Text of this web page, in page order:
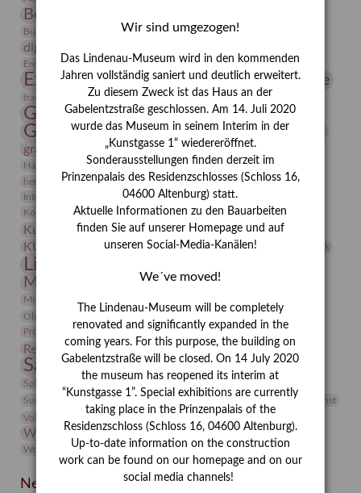
Bernhard August von Lindenau
Burg Posterstein Conrad Felixmüller Depot
digitallabor
Erdmann Julius Dietrich
Erlebnisportal estrusker Exlibris
Expressionismus Festrede Florenz Fotografie
frauen Frauen in der Antike und heute
Gerhard-Altenbourg-Preis
Gerhard Altenbourg
Gerhard Kurt Müller
grafische sammlung griechische Mythologie
Hanns-Conon von der Gabelentz Heinrich Kirchhoff Heldinnen
herman de vries Humboldt
Insekten
Integriertes Schädlingsmanagement
Italien Jahresempfang
Kolosseum
Kooperationsausstellung Korkmodelle Kunst
Kunstmuseum Kunstvermittlung Kunst von Kühl
KUNSTWAND Kurs Künstler Künstlerin Lehmbruck
Lindenau-Museum
Museumsgeschichte Museumsnacht
Museumspädagogik Natur
Objekt im Fokus
Phelloplastik
Pohlhof
Provenienz
Provenienzforschung
Restaurierung Rudi Lesser Ruth Wolf-Rehfeld
Sammlung Samstagszeichner Skulptur
Sonderausstellung
Sphinx
studio Studio Bildende Kunst
Suermondt-Ludwig-Museum
Vermittlung
Videokunst
Volontariat
Walter Rheiner Werefkin
Werkbetrachtung Winter Wissenschaft
Wolf and Dog
Wolf und Hund
Zirkuswoche
Neueste Beiträge
Wir sind umgezogen!
Das Lindenau-Museum wird in den kommenden
Jahren vollständig saniert und deutlich erweitert.
Zu diesem Zweck ist das Haus an der
Gabelentzstraße geschlossen. Am 14. Juli 2020
wurde das Museum in seinem Interim in der
„Kunstgasse 1“ wiedereröffnet.
Sonderausstellungen finden derzeit im
Prinzenpalais des Residenzschlosses (Schloss 16,
04600 Altenburg) statt.
Aktuelle Informationen zu den Bauarbeiten
finden Sie auf unserer Homepage und auf
unseren Social-Media-Kanälen!
We´ve moved!
The Lindenau-Museum will be completely
renovated and significantly expanded in the
coming years. For this purpose, the building on
Gabelentzstraße will be closed. On 14 July 2020
the museum has reopened its interim at
“Kunstgasse 1”. Special exhibitions are currently
taking place in the Prinzenpalais of the
Residenzschloss (Schloss 16, 04600 Altenburg).
Up-to-date information on the construction
work can be found on our homepage and on our
social media channels!